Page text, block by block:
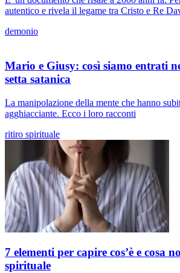
autentico e rivela il legame tra Cristo e Re
demonio
Mario e Giusy: così siamo entrati
setta satanica
La manipolazione della mente che hanno
agghiacciante. Ecco i loro racconti
ritiro spirituale
7 elementi per capire cos’è e cosa
spirituale